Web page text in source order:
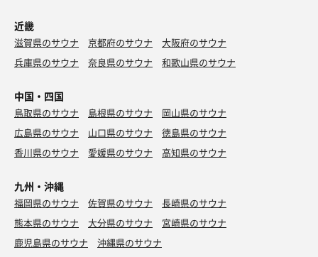
近畿
滋賀県のサウナ 京都府のサウナ
大阪府のサウナ
兵庫県のサウナ
奈良県のサウナ 和歌山県のサウナ
中国・四国
鳥取県のサウナ 島根県のサウナ
岡山県のサウナ
広島県のサウナ
山口県のサウナ
徳島県のサウナ
香川県のサウナ
愛媛県のサウナ 高知県のサウナ
九州・沖縄
福岡県のサウナ 佐賀県のサウナ
長崎県のサウナ
熊本県のサウナ
大分県のサウナ
宮崎県のサウナ
鹿児島県のサウナ
沖縄県のサウナ